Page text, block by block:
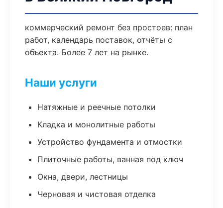
коммерческий ремонт без простоев: план
работ, календарь поставок, отчёты с
объекта. Более 7 лет на рынке.
Наши услуги
Натяжные и реечные потолки
Кладка и монолитные работы
Устройство фундамента и отмостки
Плиточные работы, ванная под ключ
Окна, двери, лестницы
Черновая и чистовая отделка